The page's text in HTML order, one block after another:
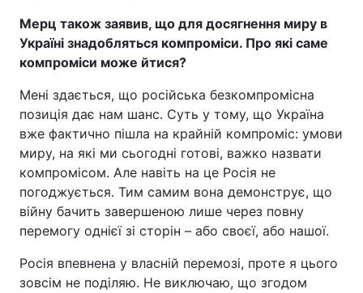
Мерц також заявив, що для досягнення миру в
Україні знадобляться компроміси. Про які саме
компроміси може йтися?
Мені здається, що російська безкомпромісна
позиція дає нам шанс. Суть у тому, що Україна
вже фактично пішла на крайній компроміс: умови
миру, на які ми сьогодні готові, важко назвати
компромісом. Але навіть на це Росія не
погоджується. Тим самим вона демонструє, що
війну бачить завершеною лише через повну
перемогу однієї зі сторін – або своєї, або нашої.
Росія впевнена у власній перемозі, проте я цього
зовсім не поділяю. Не виключаю, що згодом